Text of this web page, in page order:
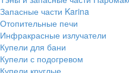
Запасные части Karina
Отопительные печи
Инфракрасные излучатели
Купели для бани
Купели с подогревом